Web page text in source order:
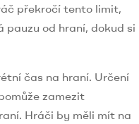
překročí tento limit,
pauzu od hraní, dokud si
čas na hraní. Určení
zamezit
Hráči by měli mít na